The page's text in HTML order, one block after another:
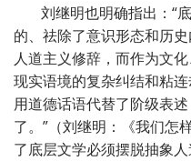
刘继明也明确指出：“
的、祛除了意识形态和历
人道主义修辞，而作为文
现实语境的复杂纠结和粘
用道德话语代替了阶级表
了。”（刘继明：《我们怎
了底层文学必须摆脱抽象